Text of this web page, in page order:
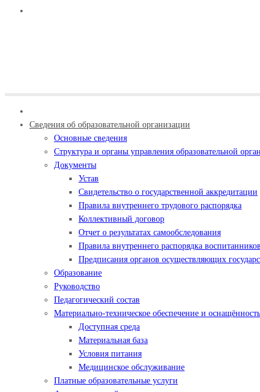
Сведения об образовательной организации
Основные сведения
Структура и органы управления образовательной
Документы
Устав
Свидетельство о государственной аккредитации
Правила внутреннего трудового распорядка
Коллективный договор
Отчет о результатах самообследования
Правила внутреннего распорядка воспитанников
Предписания органов осуществляющих
Образование
Руководство
Педагогический состав
Материально-техническое обеспечение и
Доступная среда
Материальная база
Условия питания
Медицинское обслуживание
Платные образовательные услуги